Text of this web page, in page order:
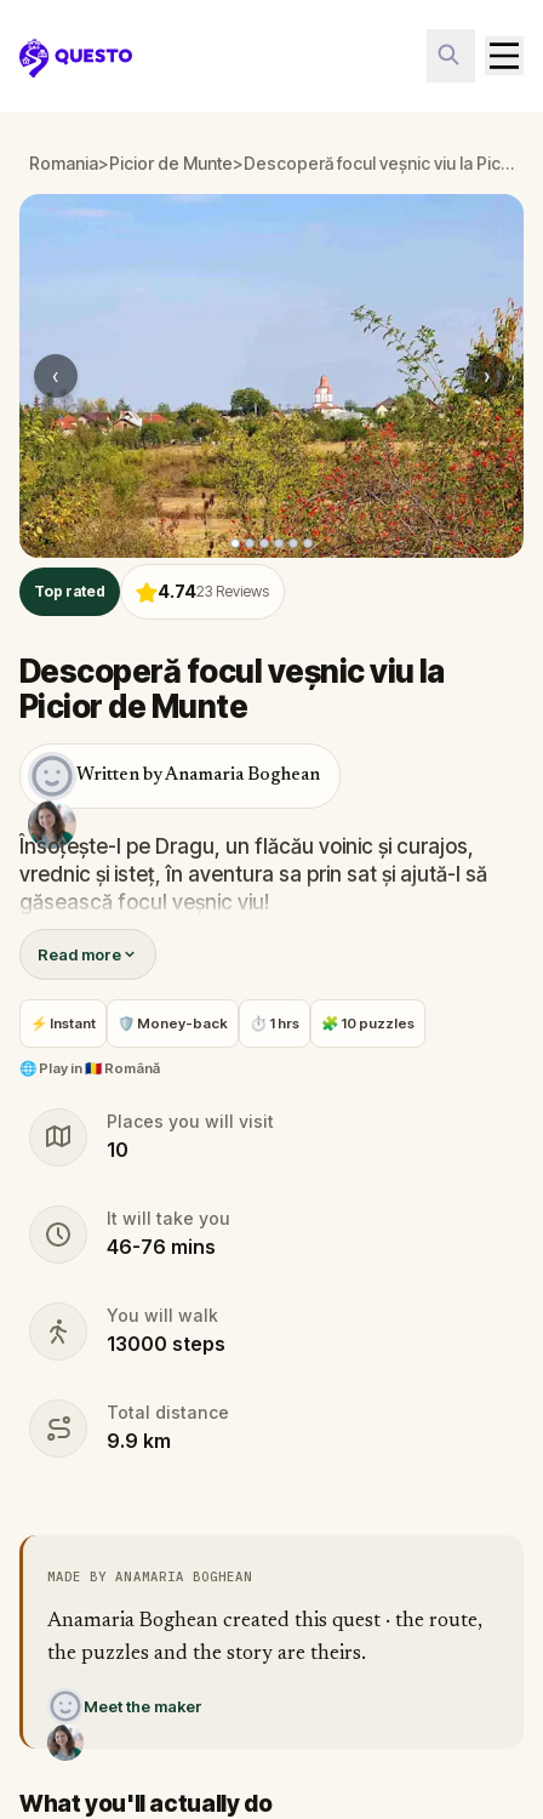
Questo
Romania>Picior de Munte> Descoperă focul veșnic viu la Picior de Munte
‹ ›
Top rated 4.7423 Reviews
Descoperă focul veșnic viu la
Picior de Munte
Written by Anamaria Boghean
Însoțește-l pe Dragu, un flăcău voinic și curajos,
vrednic și isteț, în aventura sa prin sat și ajută-l să
găsească focul veșnic viu!
Read more
⚡ Instant 🛡 Money-back ⏱ 1 hrs 🧩 10 puzzles
🌐 Play in🇷🇴 Română
Places you will visit
10
It will take you
46-76 mins
You will walk
13000 steps
Total distance
9.9 km
MADE BY ANAMARIA BOGHEAN
Anamaria Boghean created this quest · the route,
the puzzles and the story are theirs.
Meet the maker
What you'll actually do